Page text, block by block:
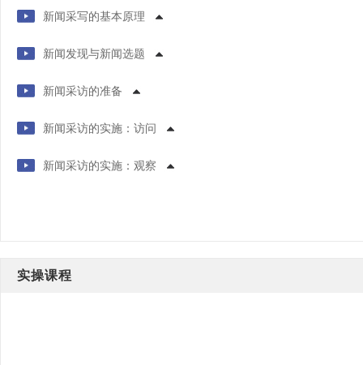
新闻采写的基本原理
新闻发现与新闻选题
新闻采访的准备
新闻采访的实施：访问
新闻采访的实施：观察
实操课程